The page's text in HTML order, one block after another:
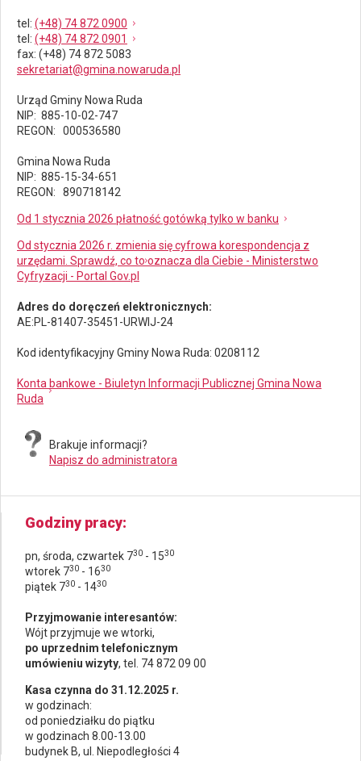
tel : (+48) 74 872 0900
tel : (+48) 74 872 0901
fax: (+48) 74 872 5083
sekretariat@gmina.nowaruda.pl
Urząd Gminy Nowa Ruda
NIP: 885-10-02-747
REGON: 000536580
Gmina Nowa Ruda
NIP: 885-15-34-651
REGON: 890718142
Od 1 stycznia 2026 płatność gotówką tylko w banku
Od stycznia 2026 r. zmienia się cyfrowa korespondencja z
urzędami. Sprawdź, co to oznacza dla Ciebie - Ministerstwo
Cyfryzacji - Portal Gov.pl
Adres do doręczeń elektronicznych:
AE:PL-81407-35451-URWIJ-24
Kod identyfikacyjny Gminy Nowa Ruda: 0208112
Konta bankowe - Biuletyn Informacji Publicznej Gmina Nowa
Ruda
Brakuje informacji?
Napisz do administratora
Godziny pracy
pn, środa, czwartek 730 - 1530
wtorek 730 - 1630
piątek 730 - 1430
Przyjmowanie interesantów:
Wójt przyjmuje we wtorki,
po uprzednim telefonicznym
umówieniu wizyty, tel. 74 872 09 00
Kasa czynna do 31.12.2025 r.
w godzinach:
od poniedziałku do piątku
w godzinach 8.00-13.00
budynek B, ul. Niepodległości 4